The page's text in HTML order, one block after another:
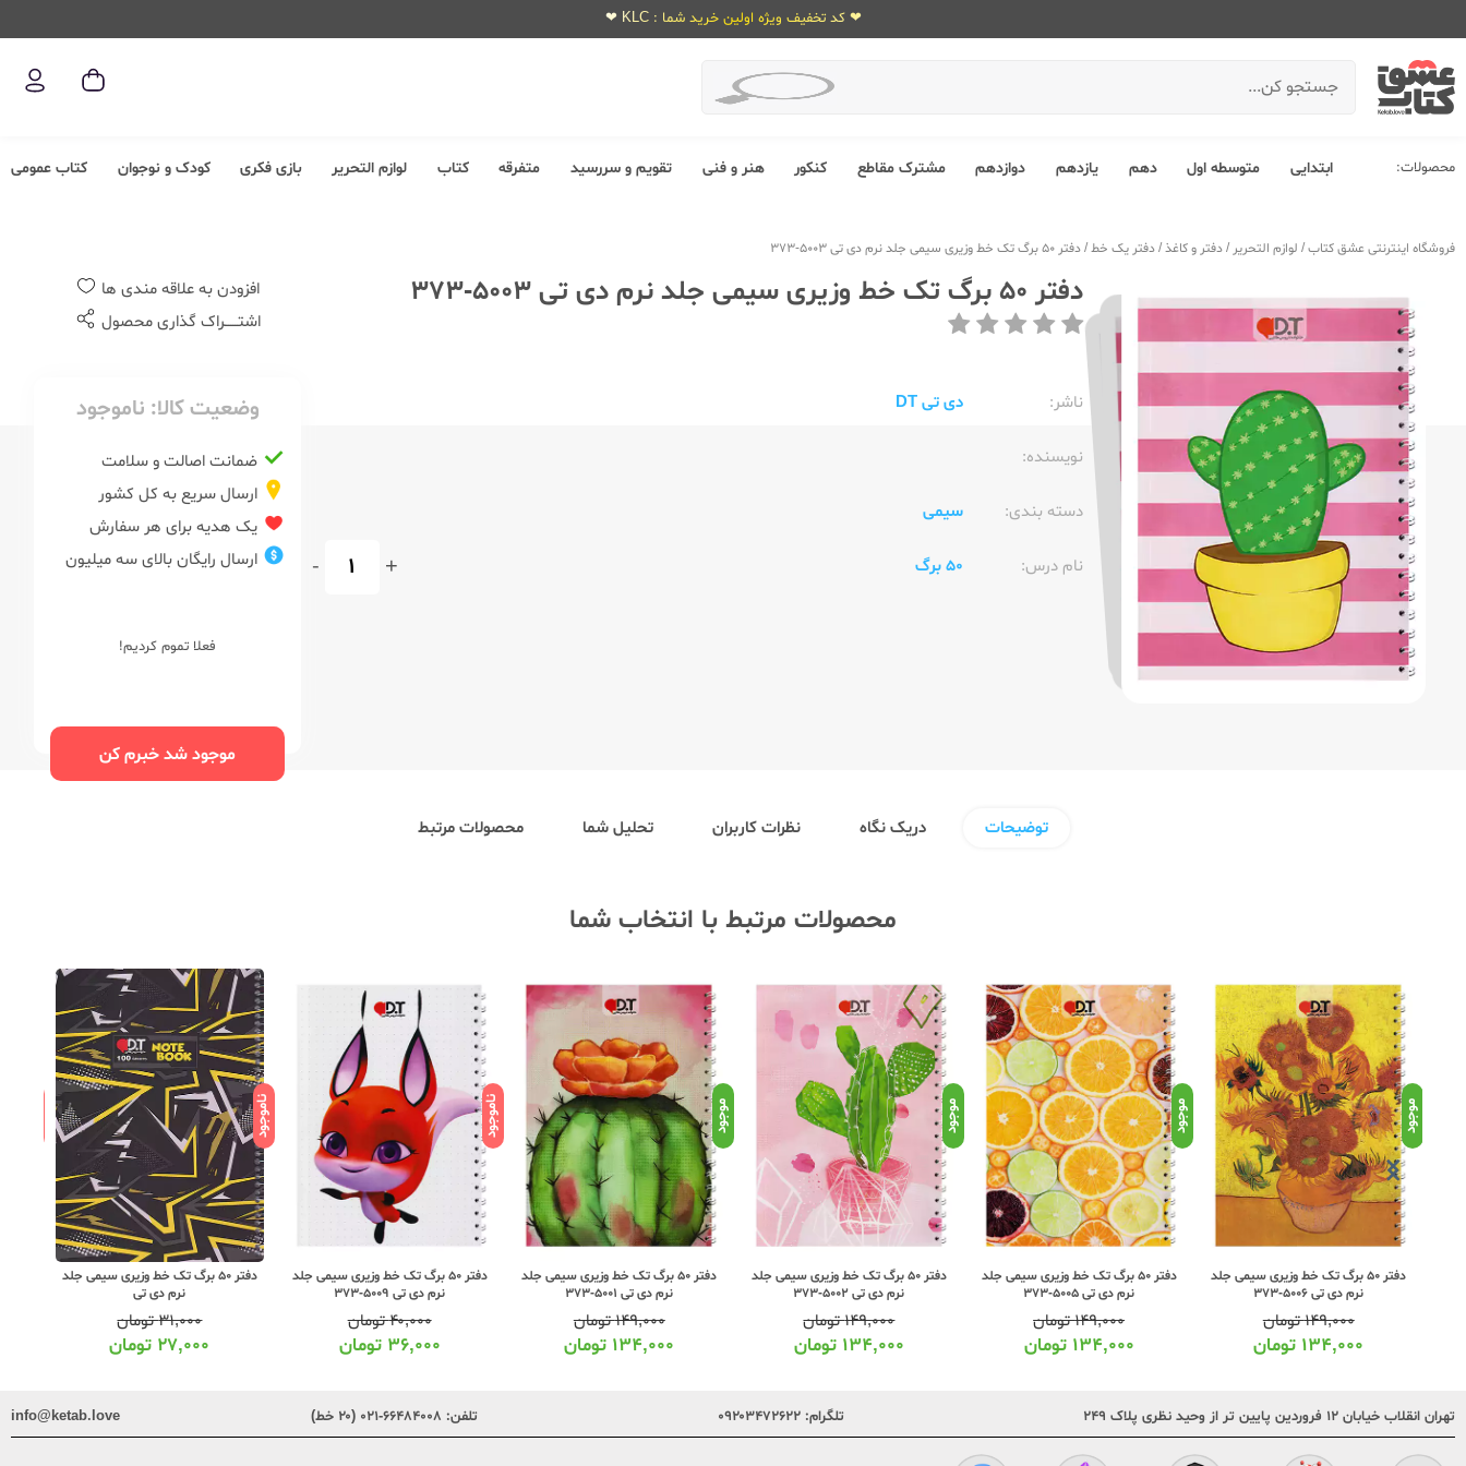
❤ کد تخفیف ویژه اولین خرید شما : KLC ❤
محصولات: ابتدایی متوسطه اول دهم یازدهم دوازدهم مشترک مقاطع کنکور هنر و فنی تقویم و سررسید متفرقه کتاب لوازم التحریر بازی فکری کودک و نوجوان کتاب عمومی
فروشگاه اینترنتی عشق کتاب/ لوازم التحریر /دفتر و کاغذ/دفتر یک خط/دفتر 50 برگ تک خط وزیری سیمی جلد نرم دی تی 5003-373
دفتر 50 برگ تک خط وزیری سیمی جلد نرم دی تی 5003-373
ناشر:‌ دی تی DT
نویسنده:‌
دسته بندی: سیمی
نام درس: 50 برگ +
-
افزودن به علاقه مندی ها
اشتــــــراک گذاری محصول
وضعیت کالا: ناموجود
ضمانت اصالت و سلامت
ارسال سریع به کل کشور
یک هدیه برای هر سفارش
ارسال رایگان بالای سه میلیون
فعلا تموم کردیم!
موجود شد خبرم کن
توضیحات دریک نگاه نظرات کاربران تحلیل شما محصولات مرتبط
محصولات مرتبط با انتخاب شما
موجود
دفتر 50 برگ تک خط وزیری سیمی جلد
نرم دی تی 5006-373
۱۴۹,۰۰۰تومان
۱۳۴,۰۰۰ تومان
موجود
دفتر 50 برگ تک خط وزیری سیمی جلد
نرم دی تی 5005-373
۱۴۹,۰۰۰تومان
۱۳۴,۰۰۰ تومان
موجود
دفتر 50 برگ تک خط وزیری سیمی جلد
نرم دی تی 5002-373
۱۴۹,۰۰۰تومان
۱۳۴,۰۰۰ تومان
موجود
دفتر 50 برگ تک خط وزیری سیمی جلد
نرم دی تی 5001-373
۱۴۹,۰۰۰تومان
۱۳۴,۰۰۰ تومان
ناموجود
دفتر 50 برگ تک خط وزیری سیمی جلد
نرم دی تی 5009-373
۴۰,۰۰۰تومان
۳۶,۰۰۰ تومان
ناموجود
دفتر 50 برگ تک خط وزیری سیمی جلد
نرم دی تی
۳۱,۰۰۰تومان
۲۷,۰۰۰ تومان
تهران انقلاب خیابان ۱۲ فروردین پایین تر از وحید نظری پلاک ۲۴۹ تلگرام: ۰۹۲۰۳۴۷۲۶۲۲ تلفن: ۶۶۴۸۴۰۰۸-۰۲۱ (۲۰ خط) info@ketab.love